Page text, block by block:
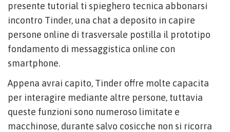
presente tutorial ti spieghero tecnica abbonarsi
incontro Tinder, una chat a deposito in capire
persone online di trasversale postilla il prototipo
fondamento di messaggistica online con
smartphone.
Appena avrai capito, Tinder offre molte capacita
per interagire mediante altre persone, tuttavia
queste funzioni sono numeroso limitate e
macchinose, durante salvo cosicche non si ricorra